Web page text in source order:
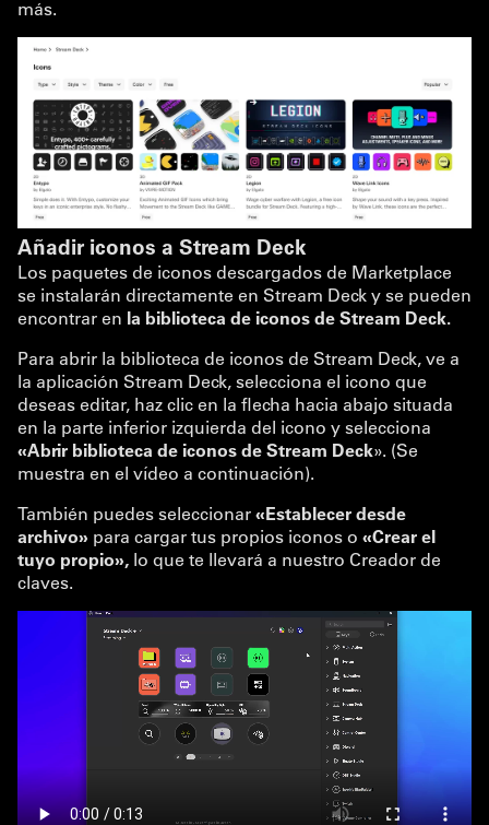
más.
Añadir iconos a Stream Deck
Los paquetes de iconos descargados de Marketplace
se instalarán directamente en Stream Deck y se pueden
encontrar en la biblioteca de iconos de Stream Deck.
Para abrir la biblioteca de iconos de Stream Deck, ve a
la aplicación Stream Deck, selecciona el icono que
deseas editar, haz clic en la flecha hacia abajo situada
en la parte inferior izquierda del icono y selecciona
«Abrir biblioteca de iconos de Stream Deck». (Se
muestra en el vídeo a continuación).
También puedes seleccionar«Establecer desde
archivo» para cargar tus propios iconos o «Crear el
tuyo propio», lo que te llevará a nuestro Creador de
claves.